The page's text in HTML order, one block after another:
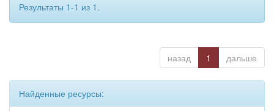
Результаты 1-1 из 1.
назад 1 дальше
Найденные ресурсы: